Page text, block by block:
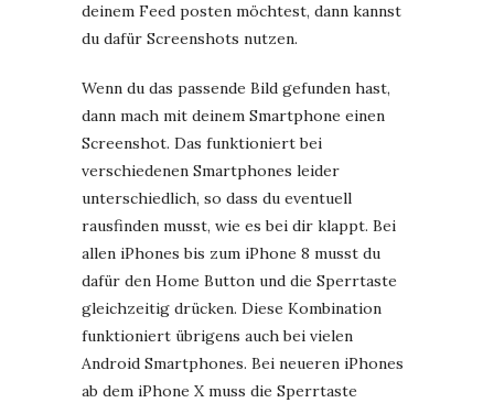
deinem Feed posten möchtest, dann kannst
du dafür Screenshots nutzen.
Wenn du das passende Bild gefunden hast,
dann mach mit deinem Smartphone einen
Screenshot. Das funktioniert bei
verschiedenen Smartphones leider
unterschiedlich, so dass du eventuell
rausfinden musst, wie es bei dir klappt. Bei
allen iPhones bis zum iPhone 8 musst du
dafür den Home Button und die Sperrtaste
gleichzeitig drücken. Diese Kombination
funktioniert übrigens auch bei vielen
Android Smartphones. Bei neueren iPhones
ab dem iPhone X muss die Sperrtaste